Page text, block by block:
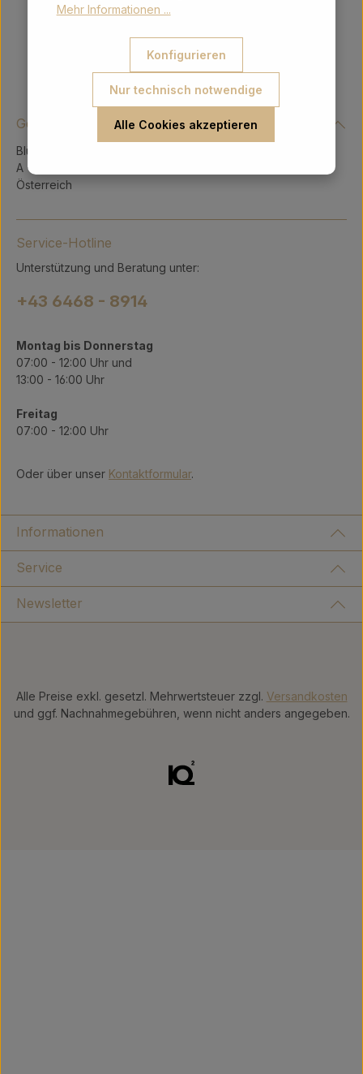
Gerry Intergeschenke Ges.m.b.H.
Blühnbachstraße 9
A - 5451 Tenneck
Österreich
Service-Hotline
Unterstützung und Beratung unter:
+43 6468 - 8914
Montag bis Donnerstag
07:00 - 12:00 Uhr und
13:00 - 16:00 Uhr
Freitag
07:00 - 12:00 Uhr
Oder über unser Kontaktformular.
Informationen
Service
Newsletter
Alle Preise exkl. gesetzl. Mehrwertsteuer zzgl. Versandkosten
und ggf. Nachnahmegebühren, wenn nicht anders angegeben.
Mehr Informationen ...
Nur technisch notwendige
Konfigurieren
Alle Cookies akzeptieren